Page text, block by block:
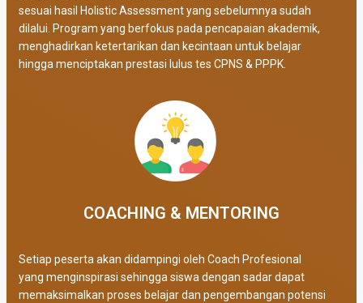
sesuai hasil Holistic Assessment yang sebelumnya sudah
dilalui. Program yang berfokus pada pencapaian akademik,
menghadirkan ketertarikan dan kecintaan untuk belajar
hingga menciptakan prestasi lulus tes CPNS & PPPK.
COACHING & MENTORING
Setiap peserta akan didampingi oleh Coach Profesional
yang menginspirasi sehingga siswa dengan sadar dapat
memaksimalkan proses belajar dan pengembangan potensi